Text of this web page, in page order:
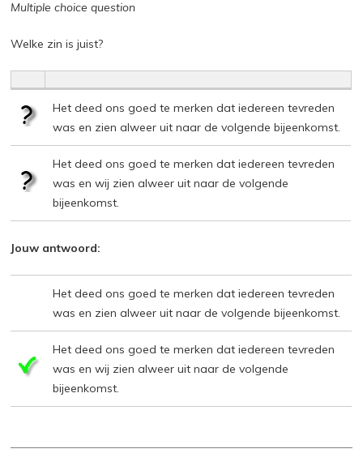
Multiple choice question
Welke zin is juist?
Het deed ons goed te merken dat iedereen tevreden
was en zien alweer uit naar de volgende bijeenkomst.
Het deed ons goed te merken dat iedereen tevreden
was en wij zien alweer uit naar de volgende
bijeenkomst.
Jouw antwoord:
Het deed ons goed te merken dat iedereen tevreden
was en zien alweer uit naar de volgende bijeenkomst.
Het deed ons goed te merken dat iedereen tevreden
was en wij zien alweer uit naar de volgende
bijeenkomst.